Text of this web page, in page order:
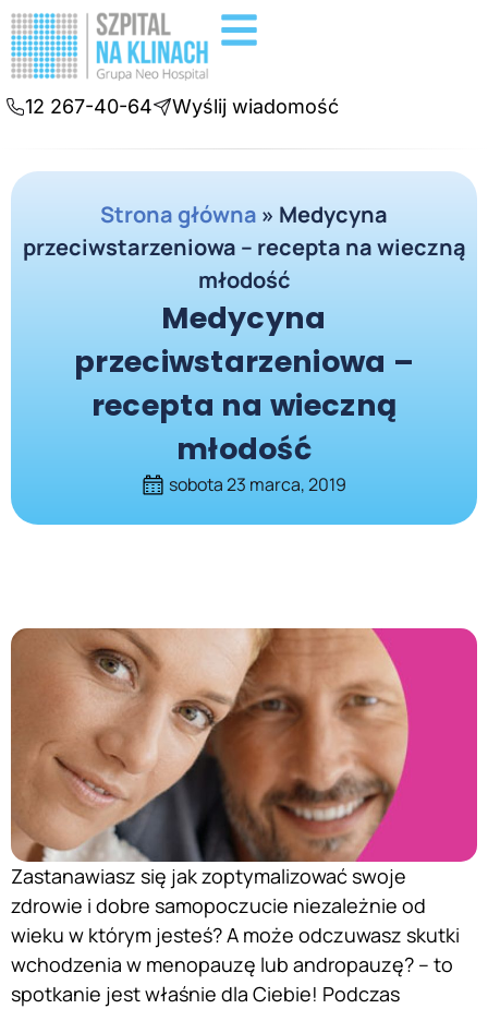
12 267-40-64 Wyślij wiadomość
Strona główna » Medycyna
przeciwstarzeniowa – recepta na wieczną
młodość
Medycyna
przeciwstarzeniowa –
recepta na wieczną
młodość
sobota 23 marca, 2019
Zastanawiasz się jak zoptymalizować swoje
zdrowie i dobre samopoczucie niezależnie od
wieku w którym jesteś? A może odczuwasz skutki
wchodzenia w menopauzę lub andropauzę? – to
spotkanie jest właśnie dla Ciebie! Podczas